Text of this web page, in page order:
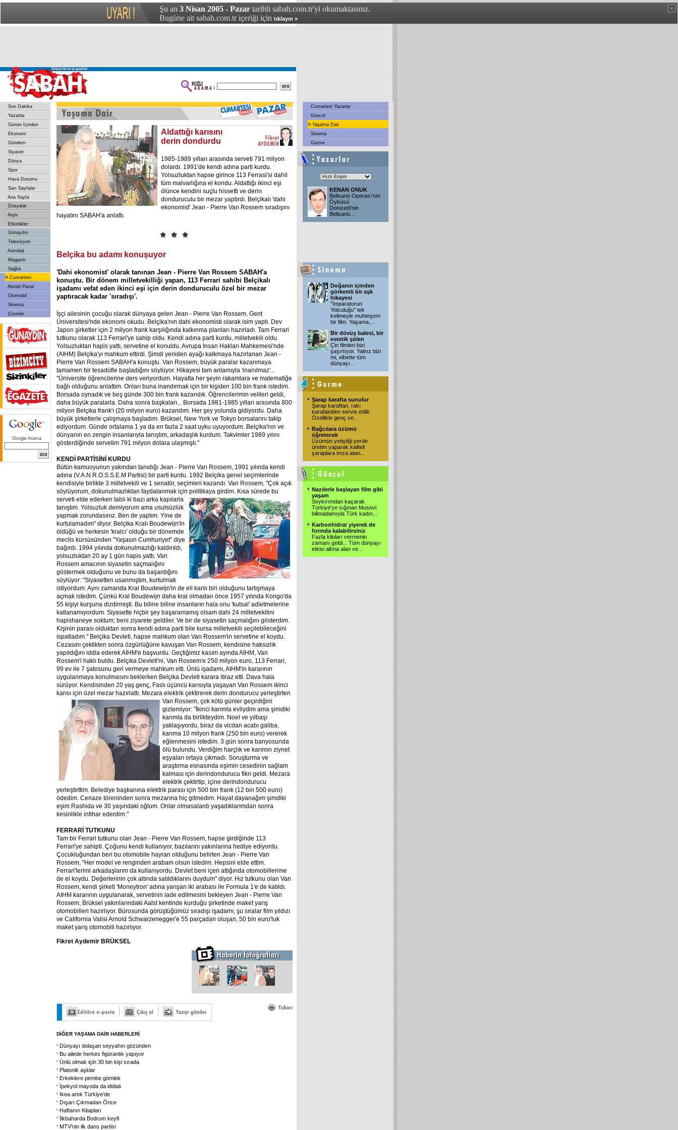
Şu an 3 Nisan 2005 - Pazar tarihli sabah.com.tr'yi okumaktasınız.
Bugüne ait sabah.com.tr içeriği için tıklayın »
Son Dakika
Yazarlar
Günün İçinden
Ekonomi
Gündem
Siyaset
Dünya
Spor
Hava Durumu
Sarı Sayfalar
Ana Sayfa
Dosyalar
Arşiv
Etkinlikler
Günaydın
Televizyon
Astroloji
Magazin
Sağlık
» Cumartesi
Aktüel Pazar
Otomobil
Sinema
Çizerler
Google Arama
Aldattığı karısını
derin dondurdu
1985-1989 yılları arasında serveti 791 milyon
dolardı. 1991'de kendi adına parti kurdu.
Yolsuzluktan hapse girince 113 Ferrasi'si dahil
tüm malvarlığına el kondu. Aldattığı ikinci eşi
ölünce kendini suçlu hissetti ve derin
donduruculu bir mezar yaptırdı. Belçikalı 'dahi
ekonomist' Jean - Pierre Van Rossem sıradışını
hayatını SABAH'a anlattı.
Belçika bu adamı konuşuyor
'Dahi ekonomist' olarak tanınan Jean - Pierre Van Rossem SABAH'a
konuştu. Bir dönem milletvekilliği yapan, 113 Ferrari sahibi Belçikalı
işadamı vefat eden ikinci eşi için derin donduruculu özel bir mezar
yaptıracak kadar 'sıradışı'.
İşçi ailesinin çocuğu olarak dünyaya gelen Jean - Pierre Van Rossem, Gent
Üniversitesi'nde ekonomi okudu. Belçika'nın dahi ekonomisti olarak isim yaptı. Dev
Japon şirketler için 2 milyon frank karşılığında kalkınma planları hazırladı. Tam Ferrari
tutkunu olarak 113 Ferrari'ye sahip oldu. Kendi adına parti kurdu, milletvekili oldu.
Yolsuzluktan hapis yattı, servetine el konuldu. Avrupa İnsan Hakları Mahkemesi'nde
(AIHM) Belçika'yı mahkum ettirdi. Şimdi yeniden ayağı kalkmaya hazırlanan Jean -
Pierre Van Rossem SABAH'a konuştu. Van Rossem, büyük paralar kazanmaya
tamamen bir tesadüfle başladığını söylüyor. Hikayesi tam anlamıyla 'inanılmaz'...
"Üniversite öğrencilerine ders veriyordum. Hayatta her şeyin rakamlara ve matematiğe
bağlı olduğunu anlattım. Onları buna inandırmak için bir kişiden 100 bin frank istedim.
Borsada oynadık ve beş günde 300 bin frank kazandık. Öğrencilerimin velileri geldi,
daha büyük paralarla. Daha sonra başkaları... Borsada 1981-1985 yılları arasında 800
milyon Belçika frank'ı (20 milyon euro) kazandım. Her şey yolunda gidiyordu. Daha
büyük şirketlerle çalışmaya başladım. Brüksel, New York ve Tokyo borsalarını takip
ediyordum. Günde ortalama 1 ya da en fazla 2 saat uyku uyuyordum. Belçika'nın ve
dünyanın en zengin insanlarıyla tanıştım, arkadaşlık kurdum. Takvimler 1989 yılını
gösterdiğinde servetim 791 milyon dolara ulaşmıştı."
KENDİ PARTİSİNİ KURDU
Bütün kamuoyunun yakından tanıdığı Jean - Pierre Van Rossem, 1991 yılında kendi
adına (V.A.N.R.O.S.S.E.M Partisi) bir parti kurdu. 1992 Belçika genel seçimlerinde
kendisiyle birlikte 3 milletvekili ve 1 senatör, seçimleri kazandı. Van Rossem, "Çok açık
söylüyorum, dokunulmazlıktan faydalanmak için politikaya girdim. Kısa sürede bu
serveti elde ederken tabii ki bazı arka kapılarla
tanıştım. Yolsuzluk demiyorum ama usulsüzlük
yapmak zorundasınız. Ben de yaptım. Yine de
kurtulamadım" diyor. Belçika Kralı Boudewijn'in
öldüğü ve herkesin 'kralcı' olduğu bir dönemde
meclis kürsüsünden "Yaşasın Cumhuriyet" diye
bağırdı. 1994 yılında dokunulmazlığı kaldırıldı,
yolsuzluktan 20 ay 1 gün hapis yattı. Van
Rossem amacının siyasetin saçmalığını
göstermek olduğunu ve bunu da başardığını
söylüyor: "Siyasetten usanmıştım, kurtulmak
istiyordum. Aynı zamanda Kral Boudewijn'in de eli kanlı biri olduğunu tartışmaya
açmak istedim. Çünkü Kral Boudewijn daha kral olmadan önce 1957 yılında Kongo'da
55 kişiyi kurşuna dizdirmişti. Bu biline biline insanların hala onu 'kutsal' adletmelerine
katlanamıyordum. Siyasette hiçbir şey başaramamış olsam dahi 24 milletvekilini
hapishaneye soktum; beni ziyarete geldiler. Ve bir de siyasetin saçmalığını gösterdim.
Kişinin parası olduktan sonra kendi adına parti bile kursa milletvekili seçilebileceğini
ispatladım." Belçika Devleti, hapse mahkum olan Van Rossem'in servetine el koydu.
Cezasını çektikten sonra özgürlüğüne kavuşan Van Rossem, kendisine haksızlık
yapıldığını iddia ederek AİHM'e başvurdu. Geçtiğimiz kasım ayında AİHM, Van
Rossem'i haklı buldu. Belçika Devleti'ni, Van Rossem'e 250 milyon euro, 113 Ferrari,
99 ev ile 7 şatosunu geri vermeye mahkum etti. Ünlü işadamı, AIHM'in kararının
uygulanmaya konulmasını beklerken Belçika Devleti karara itiraz etti. Dava hala
sürüyor. Kendisinden 20 yaş genç, Faslı üçüncü karısıyla yaşayan Van Rossem ikinci
karısı için özel mezar hazırlattı. Mezara elektrik çektirerek derin dondurucu yerleştirten
Van Rossem, çok kötü günler geçirdiğini
gizlemiyor: "İkinci karımla evliydim ama şimdiki
karımla da birlikteydim. Noel ve yılbaşı
yaklaşıyordu, biraz da vicdan acabı galiba,
karıma 10 milyon frank (250 bin euro) vererek
eğlenmesini istedim. 3 gün sonra banyosunda
ölü bulundu. Verdiğim harçlık ve karımın ziynet
eşyaları ortaya çıkmadı. Soruşturma ve
araştırma esnasında eşimin cesedinin sağlam
kalması için derindondurucu fikri geldi. Mezara
elektrik çektirtip, içine derindondurucu
yerleştirttim. Belediye başkanına elektrik parası için 500 bin frank (12 bin 500 euro)
ödedim. Cenaze töreninden sonra mezarına hiç gitmedim. Hayat dayanağım şimdiki
eşim Rashida ve 30 yaşındaki oğlum. Onlar olmasalardı yaşadıklarımdan sonra
kesinlikle intihar ederdim."
FERRARİ TUTKUNU
Tam bir Ferrari tutkunu olan Jean - Pierre Van Rossem, hapse girdiğinde 113
Ferrari'ye sahipti. Çoğunu kendi kullanıyor, bazılarını yakınlarına hediye ediyordu.
Çocukluğundan beri bu otomobile hayran olduğunu belirten Jean - Pierre Van
Rossem, "Her model ve renginden arabam olsun istedim. Hepsini elde ettim.
Ferrari'lerimi arkadaşlarım da kullanıyordu. Devlet beni içeri attığında otomobillerime
de el koydu. Değerlerinin çok altında satıldıklarını duydum" diyor. Hız tutkunu olan Van
Rossem, kendi şirketi 'Moneytron' adına yarışan iki arabası ile Formula 1'e de katıldı.
AIHM kararının uygulanarak, servetinin iade edilmesini bekleyen Jean - Pierre Van
Rossem, Brüksel yakınlarındaki Aalst kentinde kurduğu şirketinde maket yarış
otomobilleri hazırlıyor. Bürosunda görüştüğümüz sıradışı işadamı, şu sıralar film yıldızı
ve California Valisi Arnold Schwarzenegger'e 55 parçadan oluşan, 50 bin euro'luk
maket yarış otomobili hazırlıyor.
Fikret Aydemir BRÜKSEL
DİĞER YAŞAMA DAİR HABERLERİ
Dünyayı dolaşan seyyahın gözünden
Bu ailede herkes figüranlık yapıyor
Ünlü olmak için 30 bin kişi sırada
Platonik aşklar
Erkeklere pembe gömlek
İpekyol mayoda da iddialı
Ikea artık Türkiye'de
Dışarı Çıkmadan Önce
Haftanın Kitapları
İlkbaharda Bodrum keyfi
MTV'nin ilk dans partisi
Cumartesi Yazarlar
Güncel
» Yaşama Dair
Sinema
Gurme
KENAN ONUK
Belisario Operası'nın
Öyküsü
Donizetti'nin
Belisario
Doğanın içinden
görkemli bir aşk
hikayesi
"İmparatorun
Yolculuğu" tek
kelimeyle muhteşem
bir film. Yaşama,
Bir dövüş balesi, bir
estetik şölen
Çin filmleri bizi
şaşırtıyor. Yalnız bizi
mi, elbette tüm
dünyayı
Şarap karafta sunulur
Şarap karaftan, rakı
karafakiden servis edilir.
Özellikle genç ve
Bağcılara üzümü
öğretecek
Üzümün yetiştiği yerde
üretim yaparak kaliteli
şaraplara imza atan
Nazilerle başlayan film gibi
yaşam
Soykırımdan kaçarak
Türkiye'ye sığınan Musevi
bilimadamıyla Türk kadın
Karbonhidrat yiyerek de
formda kalabilirsiniz
Fazla kiloları vermenin
zamanı geldi... Tüm dünyayı
etkisi altına alan ve